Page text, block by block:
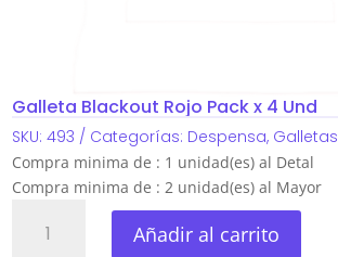
Galleta Blackout Rojo Pack x 4 Und
SKU: 493 Categorías: Despensa, Galletas
Compra minima de : 1 unidad(es) al Detal
Compra minima de : 2 unidad(es) al Mayor
Blackout
Añadir al carrito